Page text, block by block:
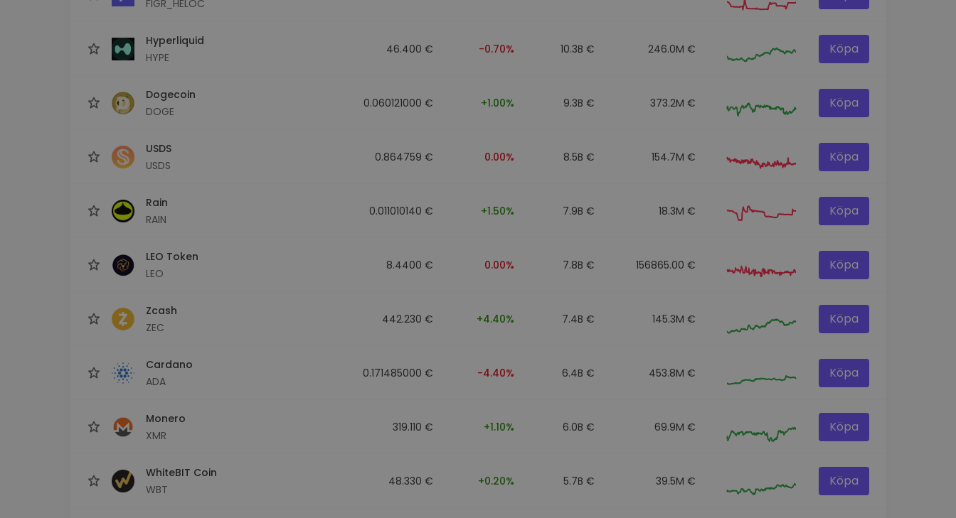
FIGR_HELOC
Hyperliquid
HYPE
46.400 € -0.70% 10.3B € 246.0M € Köpa
Dogecoin
DOGE
0.060121000 € +1.00% 9.3B € 373.2M € Köpa
USDS
USDS
0.864759 € 0.00% 8.5B € 154.7M € Köpa
Rain
RAIN
0.011010140 € +1.50% 7.9B € 18.3M € Köpa
LEO Token
LEO
8.4400 € 0.00% 7.8B € 156865.00 € Köpa
Zcash
ZEC
442.230 € +4.40% 7.4B € 145.3M € Köpa
Cardano
ADA
0.171485000 € -4.40% 6.4B € 453.8M € Köpa
Monero
XMR
319.110 € +1.10% 6.0B € 69.9M € Köpa
WhiteBIT Coin
WBT
48.330 € +0.20% 5.7B € 39.5M € Köpa